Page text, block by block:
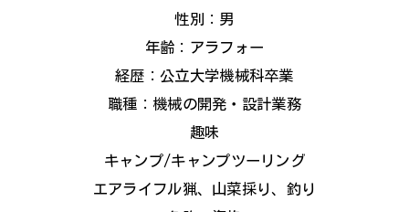
性別：男
年齢：アラフォー
経歴：公立大学機械科卒業
職種：機械の開発・設計業務
趣味
キャンプ/キャンプツーリング
エアライフル猟、山菜採り、釣り